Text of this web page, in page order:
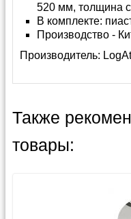
520 мм, толщина
В комплекте:
Производство -
Производитель:
Также
товары: